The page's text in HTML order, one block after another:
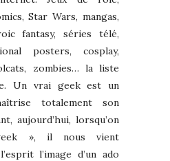
Star Wars, mangas,
fantasy, séries télé,
posters, cosplay,
zombies… la liste
Un vrai geek est un
totalement son
aujourd’hui, lorsqu’on
», il nous vient
l’image d’un ado